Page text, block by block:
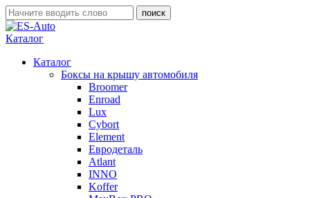
Каталог
Каталог
Боксы на крышу автомобиля
Broomer
Enroad
Lux
Cybort
Element
Евродеталь
Atlant
INNO
Koffer